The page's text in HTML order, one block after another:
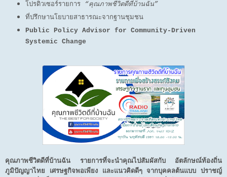
โปรดิวเซอร์รายการ “คุณภาพชีวิตดีที่บ้านฉัน”
ที่ปรึกษานโยบายสาธารณะจากฐานชุมชน
Public Policy Advisor for Community-Driven
Systemic Change
คุณภาพชีวิตดีที่บ้านฉัน รายการที่จะนำคุณไปสัมผัสกับ อัตลักษณ์ท้องถิ่น
ภูมิปัญญาไทย เศรษฐกิจพอเพียง และแนวคิดดีๆ จากบุคคลต้นแบบ ปราชญ์